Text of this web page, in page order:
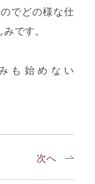
でどの様な仕
です。
も始めない
次へ